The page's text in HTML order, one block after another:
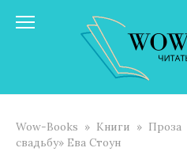
Wow-Books » Книги » Проза
свадьбу» Ева Стоун